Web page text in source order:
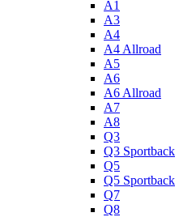
A1
A3
A4
A4 Allroad
A5
A6
A6 Allroad
A7
A8
Q3
Q3 Sportback
Q5
Q5 Sportback
Q7
Q8